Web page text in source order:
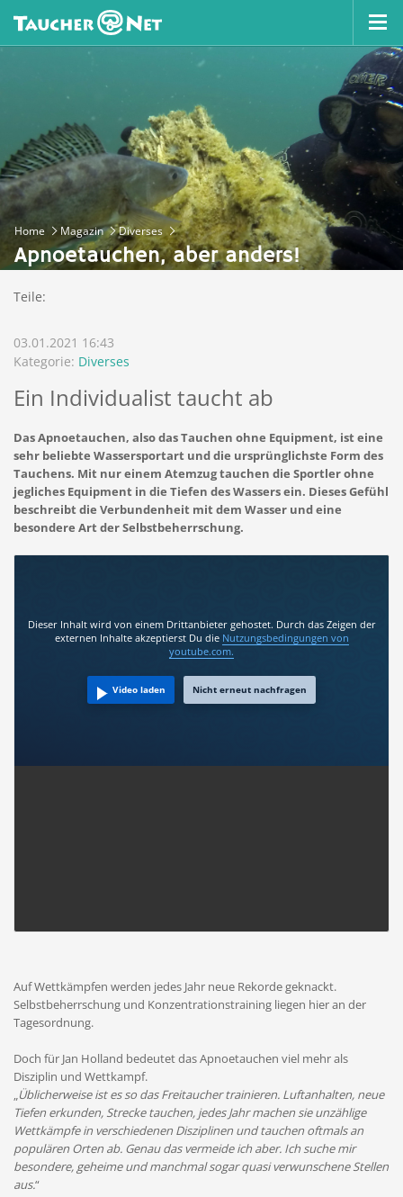
Home Magazin Diverses
Apnoetauchen, aber anders!
Teile:
03.01.2021 16:43
Kategorie: Diverses
Ein Individualist taucht ab
Das Apnoetauchen, also das Tauchen ohne Equipment, ist eine
sehr beliebte Wassersportart und die ursprünglichste Form des
Tauchens. Mit nur einem Atemzug tauchen die Sportler ohne
jegliches Equipment in die Tiefen des Wassers ein. Dieses Gefühl
beschreibt die Verbundenheit mit dem Wasser und eine
besondere Art der Selbstbeherrschung.
Dieser Inhalt wird von einem Drittanbieter gehostet. Durch das Zeigen der
externen Inhalte akzeptierst Du die Nutzungsbedingungen von
youtube.com.
Video laden Nicht erneut nachfragen
Auf Wettkämpfen werden jedes Jahr neue Rekorde geknackt.
Selbstbeherrschung und Konzentrationstraining liegen hier an der
Tagesordnung.
Doch für Jan Holland bedeutet das Apnoetauchen viel mehr als
Disziplin und Wettkampf.
„Üblicherweise ist es so das Freitaucher trainieren. Luftanhalten, neue
Tiefen erkunden, Strecke tauchen, jedes Jahr machen sie unzählige
Wettkämpfe in verschiedenen Disziplinen und tauchen oftmals an
populären Orten ab. Genau das vermeide ich aber. Ich suche mir
besondere, geheime und manchmal sogar quasi verwunschene Stellen
aus.“